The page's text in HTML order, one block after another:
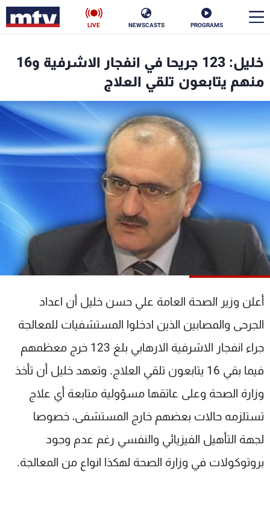
PROGRAMS
NEWSCASTS
LIVE
خليل: 123 جريحا في انفجار الاشرفية و16
منهم يتابعون تلقي العلاج
أعلن وزير الصحة العامة علي حسن خليل أن اعداد
الجرحى والمصابين الذين ادخلوا المستشفيات للمعالجة
جراء انفجار الاشرفية الارهابي بلغ 123 خرج معظمهم
فيما بقي 16 يتابعون تلقي العلاج. وتعهد خليل أن تأخذ
وزارة الصحة وعلى عاتقها مسؤولية متابعة أي علاج
تستلزمه حالات بعضهم خارج المستشفى، خصوصا
لجهة التأهيل الفيزيائي والنفسي رغم عدم وجود
بروتوكولات في وزارة الصحة لهكذا انواع من المعالجة.
الأخبار
ناس
إقتصاد فن
منوعات رياضة
كأس العالم
البرامج
الترددات
الإنـتـاج
لاعلاناتكم
تواصل معنا
شروط الإسـتخدام
سياسة الخصوصية